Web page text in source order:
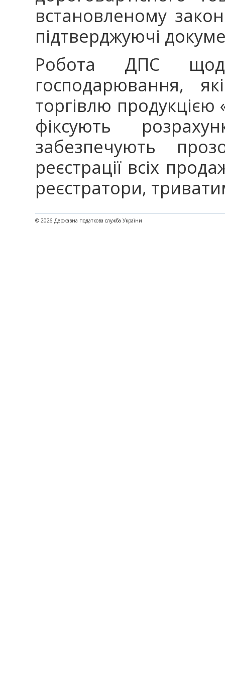
встановленому
підтверджуючі
Робота ДПС щодо
господарювання,
торгівлю продукцією
фіксують
забезпечують
реєстрації всіх
реєстратори,
© 2026 Державна податкова служба України